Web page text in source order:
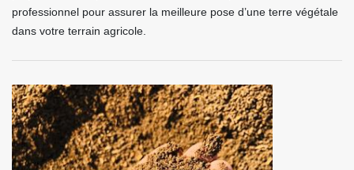
professionnel pour assurer la meilleure pose d’une terre végétale
dans votre terrain agricole.